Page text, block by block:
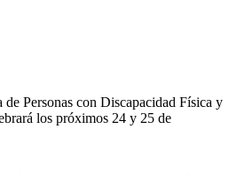
Personas con Discapacidad Física y
los próximos 24 y 25 de